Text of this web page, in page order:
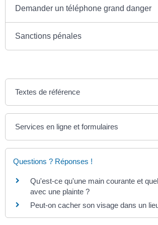
Demander un téléphone grand danger
Sanctions pénales
Textes de référence
Services en ligne et formulaires
Questions ? Réponses !
Qu'est-ce qu'une main courante et
avec une plainte ?
Peut-on cacher son visage dans un